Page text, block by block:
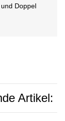
Doppel
Artikel: